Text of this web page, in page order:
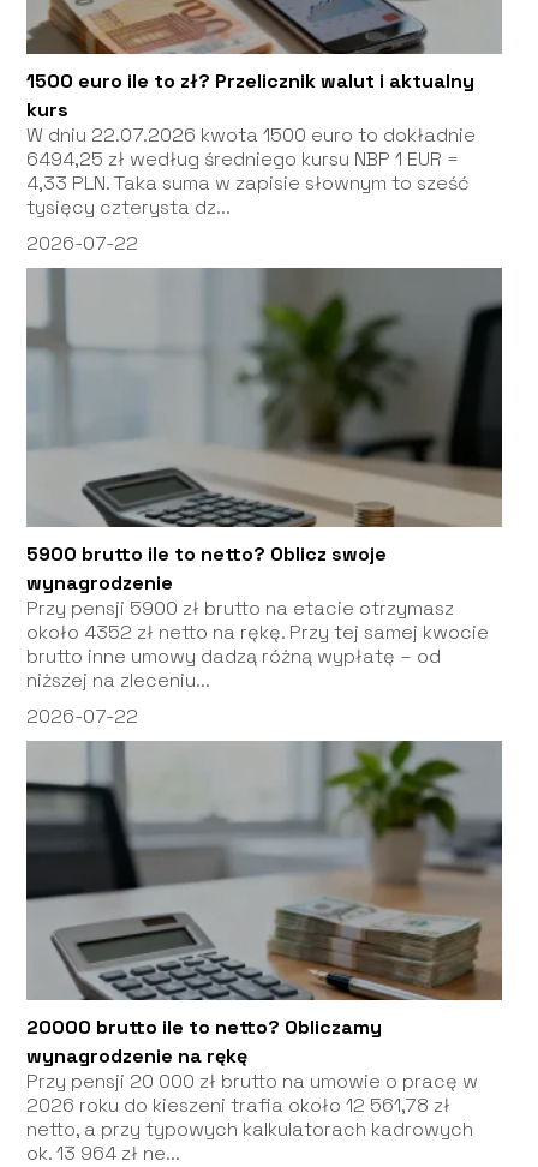
1500 euro ile to zł? Przelicznik walut i aktualny
kurs
W dniu 22.07.2026 kwota 1500 euro to dokładnie
6494,25 zł według średniego kursu NBP 1 EUR =
4,33 PLN. Taka suma w zapisie słownym to sześć
tysięcy czterysta dz...
2026-07-22
5900 brutto ile to netto? Oblicz swoje
wynagrodzenie
Przy pensji 5900 zł brutto na etacie otrzymasz
około 4352 zł netto na rękę. Przy tej samej kwocie
brutto inne umowy dadzą różną wypłatę – od
niższej na zleceniu...
2026-07-22
20000 brutto ile to netto? Obliczamy
wynagrodzenie na rękę
Przy pensji 20 000 zł brutto na umowie o pracę w
2026 roku do kieszeni trafia około 12 561,78 zł
netto, a przy typowych kalkulatorach kadrowych
ok. 13 964 zł ne...